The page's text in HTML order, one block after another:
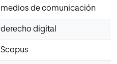
medios de comunicación
derecho digital
Scopus